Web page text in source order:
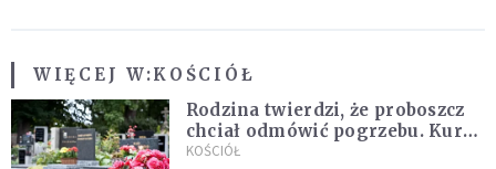
WIĘCEJ W:KOŚCIÓŁ
Rodzina twierdzi, że proboszcz
chciał odmówić pogrzebu. Kuria
zapowiada wyjaśnienia
KOŚCIÓŁ